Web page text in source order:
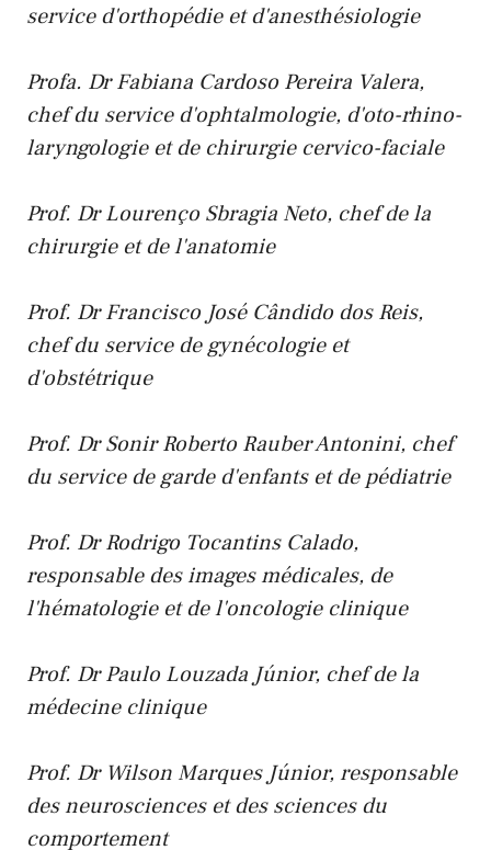
service d'orthopédie et d'anesthésiologie
Profa. Dr Fabiana Cardoso Pereira Valera,
chef du service d'ophtalmologie, d'oto-rhino-
laryngologie et de chirurgie cervico-faciale
Prof. Dr Lourenço Sbragia Neto, chef de la
chirurgie et de l'anatomie
Prof. Dr Francisco José Cândido dos Reis,
chef du service de gynécologie et
d'obstétrique
Prof. Dr Sonir Roberto Rauber Antonini, chef
du service de garde d'enfants et de pédiatrie
Prof. Dr Rodrigo Tocantins Calado,
responsable des images médicales, de
l'hématologie et de l'oncologie clinique
Prof. Dr Paulo Louzada Júnior, chef de la
médecine clinique
Prof. Dr Wilson Marques Júnior, responsable
des neurosciences et des sciences du
comportement